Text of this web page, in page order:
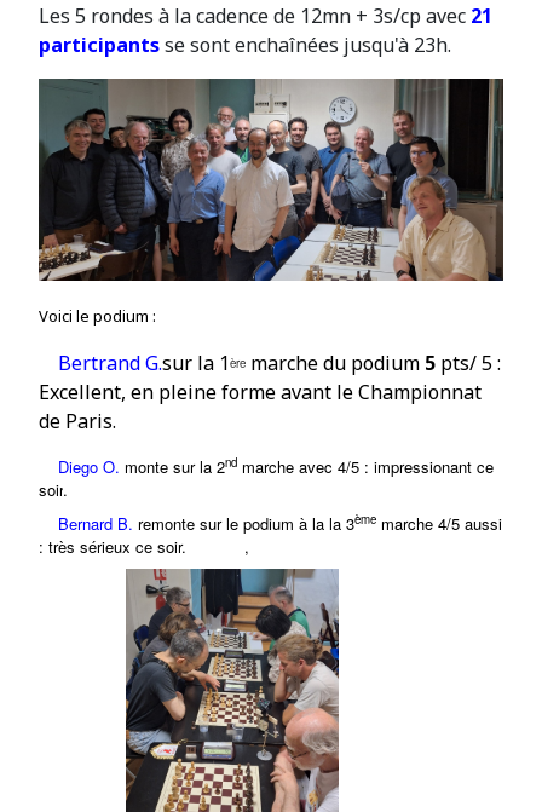
Les 5 rondes à la cadence de 12mn + 3s/cp avec 21
participantsse sont enchaînées jusqu'à 23h.
Voici le podium :
Bertrand G.sur la 1ère marche du podium 5 pts/ 5 :
Excellent, en pleine forme avant le Championnat
de Paris.
Diego O. monte sur la 2nd marche avec 4/5 : impressionant ce
soir.
Bernard B. remonte sur le podium à la la 3ème marche 4/5 aussi
: très sérieux ce soir. ,